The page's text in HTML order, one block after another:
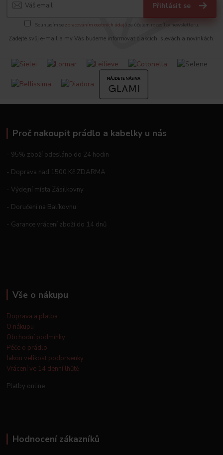
Přihlásit se
Souhlasím se zpracováním osobních údajů za účelem rozesílky newsletteru.
Zadejte svůj e-mail a my Vás budeme informovat o akcích, slevách a novinkách.
Proč nakoupit prádlo a kabelky u nás
- 95% zboží odesláno do 24 hodin
- Doprava nad 1500 Kč ZDARMA
- Výdejní místa Zásilkovny
- Doručení na Balíkovnu
- Garance vrácení zboží do 14 dnů
Vše o nákupu
Doprava a platba
O nákupu
Obchodní podmínky
Péče o prádlo
Jakou velikost podprsenky
Vrácení ve 14 denní lhůtě
Platby online
Hodnocení zákazníků